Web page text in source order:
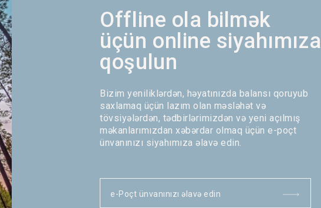
Offline ola bilmək
üçün online siyahımıza
qoşulun
Bizim yeniliklərdən, həyatınızda balansı qoruyub
saxlamaq üçün lazım olan məsləhət və
tövsiyələrdən, tədbirlərimizdən və yeni açılmış
məkanlarımızdan xəbərdar olmaq üçün e-poçt
ünvanınızı siyahımıza əlavə edin.